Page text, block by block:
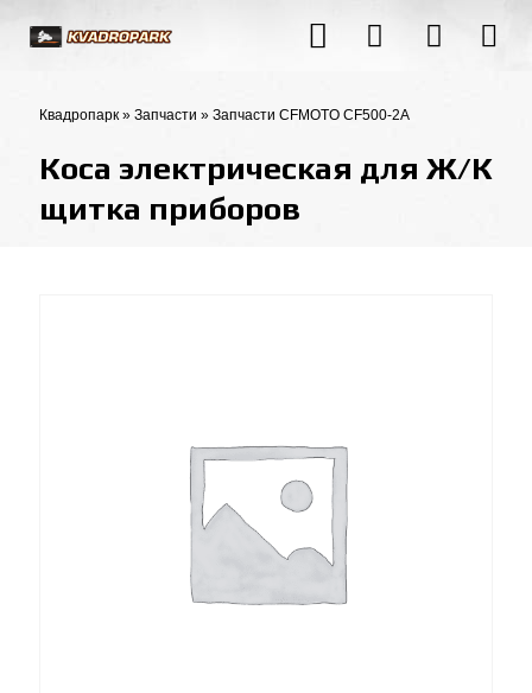
Квадропарк » Запчасти » Запчасти CFMOTO CF500-2A
Коса электрическая для Ж/К
щитка приборов